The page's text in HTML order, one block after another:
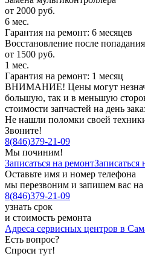
от 2000 руб.
6 мес.
Гарантия на ремонт: 6 месяцев
Восстановление после
от 1500 руб.
1 мес.
Гарантия на ремонт: 1 месяц
ВНИМАНИЕ! Цены могут
большую, так и в меньшую
стоимости запчастей на день
Не нашли поломки своей
Звоните!
8(846)379-21-09
Мы починим!
Записаться на ремонтЗаписаться
Оставьте имя и номер телефона
мы перезвоним и запишем вас на
8(846)379-21-09
узнать срок
и стоимость ремонта
Адреса сервисных центров в
Есть вопрос?
Спроси тут!